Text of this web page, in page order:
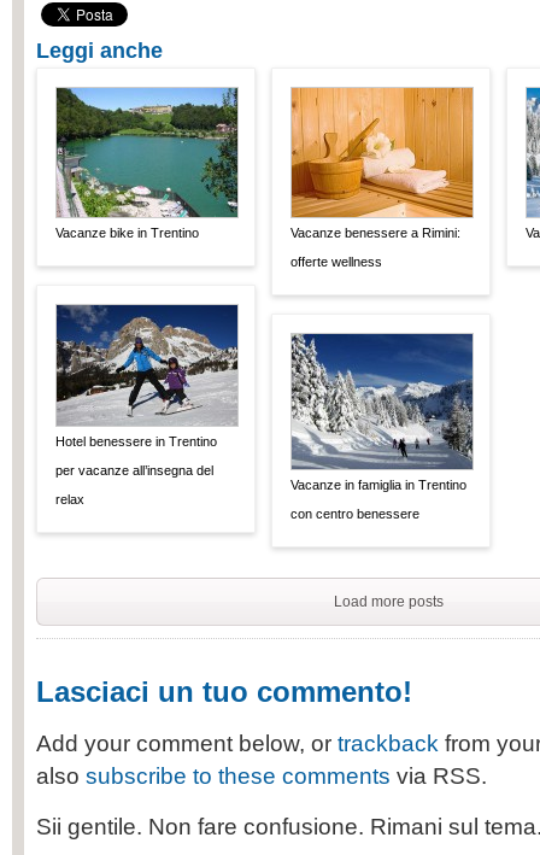
Leggi anche
Vacanze bike in Trentino
Hotel benessere in Trentino
per vacanze all’insegna del
relax
Vacanze benessere a Rimini:
offerte wellness
Vacanze in famiglia in Trentino
con centro benessere
Load more posts
Lasciaci un tuo commento!
Add your comment below, or trackback from
also subscribe to these comments via RSS.
Sii gentile. Non fare confusione. Rimani sul